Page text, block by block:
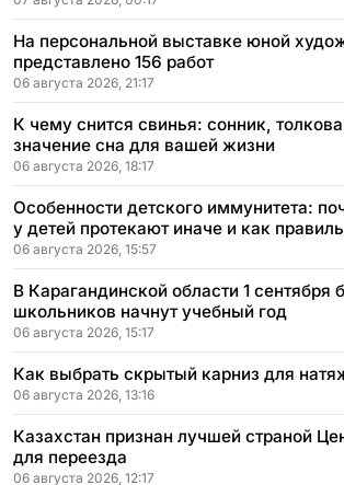
На персональной выставке юной
представлено 156 работ
06 августа 2026, 21:17
К чему снится свинья: сонник,
значение сна для вашей жизни
06 августа 2026, 18:17
Особенности детского иммунитета:
у детей протекают иначе и как
06 августа 2026, 15:57
В Карагандинской области 1 сентября
школьников начнут учебный год
06 августа 2026, 15:17
Как выбрать скрытый карниз для
06 августа 2026, 13:16
Казахстан признан лучшей страной
для переезда
06 августа 2026, 12:17